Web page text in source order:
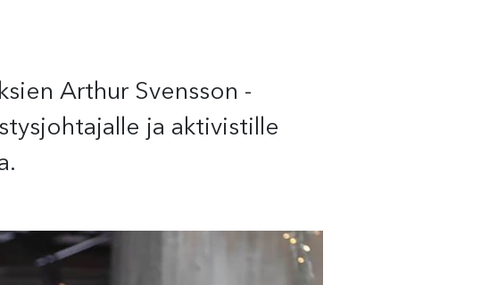
Arthur Svensson -
ja aktivistille